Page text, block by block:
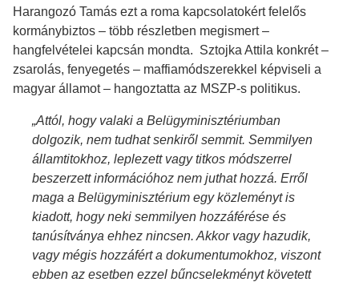
Harangozó Tamás ezt a roma kapcsolatokért felelős
kormánybiztos – több részletben megismert –
hangfelvételei kapcsán mondta. Sztojka Attila konkrét –
zsarolás, fenyegetés – maffiamódszerekkel képviseli a
magyar államot – hangoztatta az MSZP-s politikus.
„Attól, hogy valaki a Belügyminisztériumban
dolgozik, nem tudhat senkiről semmit. Semmilyen
államtitokhoz, leplezett vagy titkos módszerrel
beszerzett információhoz nem juthat hozzá. Erről
maga a Belügyminisztérium egy közleményt is
kiadott, hogy neki semmilyen hozzáférése és
tanúsítványa ehhez nincsen. Akkor vagy hazudik,
vagy mégis hozzáfért a dokumentumokhoz, viszont
ebben az esetben ezzel bűncselekményt követett